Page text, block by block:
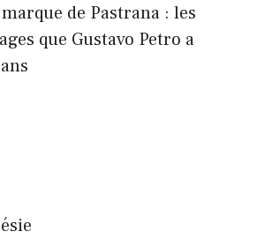
de Pastrana : les
que Gustavo Petro a